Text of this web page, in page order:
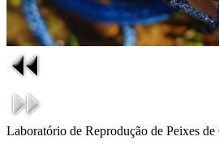
Laboratório de Reprodução de Peixes de